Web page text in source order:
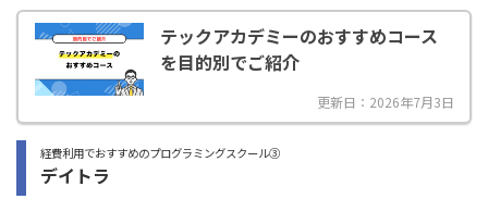
テックアカデミーのおすすめコース
を目的別でご紹介
更新日：2026年7月3日
経費利用でおすすめのプログラミングスクール③
デイトラ